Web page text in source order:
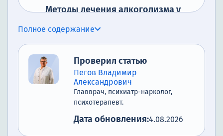
Методы лечения алкоголизма у
подросткового алкоголизма
Действие алкоголя на организм
подростка
Методы лечения подросткового
Прогнозы в лечении
Полное содержание
Проверил статью
Пегов Владимир
Александрович
Главврач, психиатр-нарколог,
психотерапевт.
Дата обновления:4.08.2026